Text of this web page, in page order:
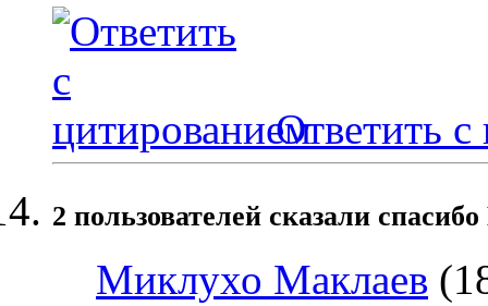
Ответить с
2 пользователей сказали
Миклухо Маклаев